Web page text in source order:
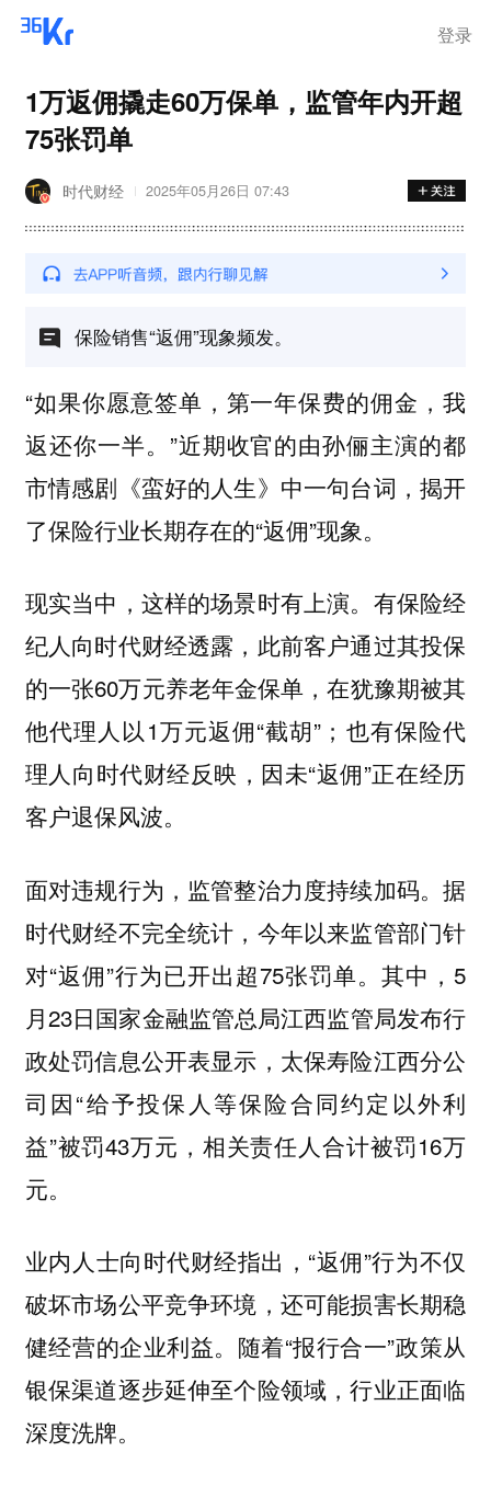
登录
1万返佣撬走60万保单，监管年内开超
75张罚单
时代财经 2025年05月26日 07:43
保险销售“返佣”现象频发。
“如果你愿意签单，第一年保费的佣金，我
返还你一半。”近期收官的由孙俪主演的都
市情感剧《蛮好的人生》中一句台词，揭开
了保险行业长期存在的“返佣”现象。
现实当中，这样的场景时有上演。有保险经
纪人向时代财经透露，此前客户通过其投保
的一张60万元养老年金保单，在犹豫期被其
他代理人以1万元返佣“截胡”；也有保险代
理人向时代财经反映，因未“返佣”正在经历
客户退保风波。
面对违规行为，监管整治力度持续加码。据
时代财经不完全统计，今年以来监管部门针
对“返佣”行为已开出超75张罚单。其中，5
月23日国家金融监管总局江西监管局发布行
政处罚信息公开表显示，太保寿险江西分公
司因“给予投保人等保险合同约定以外利
益”被罚43万元，相关责任人合计被罚16万
元。
业内人士向时代财经指出，“返佣”行为不仅
破坏市场公平竞争环境，还可能损害长期稳
健经营的企业利益。随着“报行合一”政策从
银保渠道逐步延伸至个险领域，行业正面临
深度洗牌。